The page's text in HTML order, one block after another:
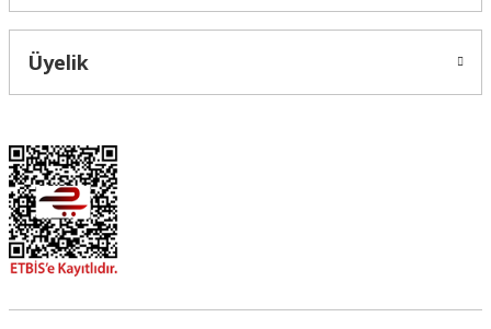
Üyelik